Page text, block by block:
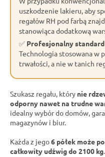
uszkodzenie lakieru, aby
regałów RH pod farbą
stanowiąca dodatkową
✅ Profesjonalny
Technologia stosowana w
trwałości, a nie w tanich
Szukasz regału, który nie
odporny nawet na trudne
idealny wybór do domów,
magazynów i biur.
Każda z jego6 półek może
całkowity udźwig do 2100 kg